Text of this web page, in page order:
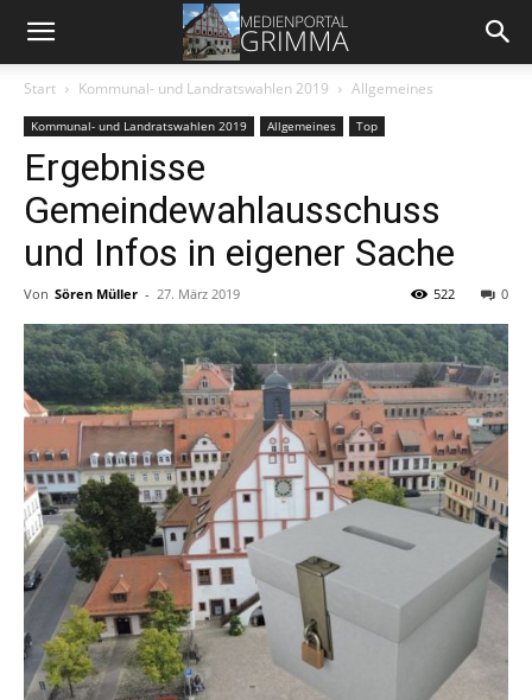
Start Kommunal- und Landratswahlen 2019 Allgemeines
Kommunal- und Landratswahlen 2019 Allgemeines Top
Ergebnisse
Gemeindewahlausschuss
und Infos in eigener Sache
Von Sören Müller - 27. März 2019 0
522